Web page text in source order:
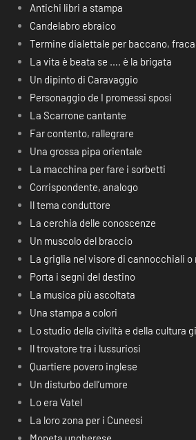
Antichi libri a stampa
Candelabro ebraico
Termine dialettale per baccano,
La vita è beata se …. è la brigata
Un dipinto di Caravaggio
Personaggio de I promessi sposi
La Scarrone cantante
Far contento, rallegrare
Una grossa pipa orientale
La macchina per fare i sorbetti
Corrispondente, analogo
Il tema conduttore
La cerchia delle conoscenze
Un muscolo del braccio
La griglia nel visore di cannocchiali
Porta i segni del destino
La musica più ascoltata
Una stampa a colori
Lo studio della civiltà e della cultura
Il trovatore tra i lussuriosi
Quartiere povero inglese
Un disturbo dell’umore
Lo era Vatel
La loro zona per i Cuneesi